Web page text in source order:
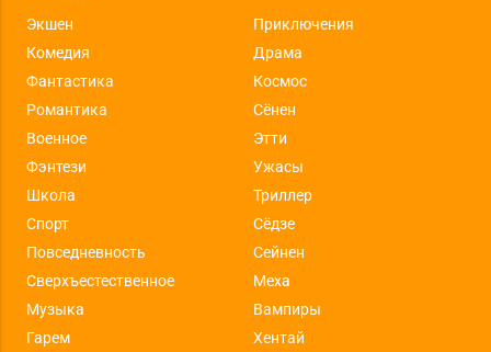
Экшен
Приключения
Комедия
Драма
Фантастика
Космос
Романтика
Сёнен
Военное
Этти
Фэнтези
Ужасы
Школа
Триллер
Спорт
Сёдзе
Повседневность
Сейнен
Сверхъестественное
Меха
Музыка
Вампиры
Гарем
Хентай